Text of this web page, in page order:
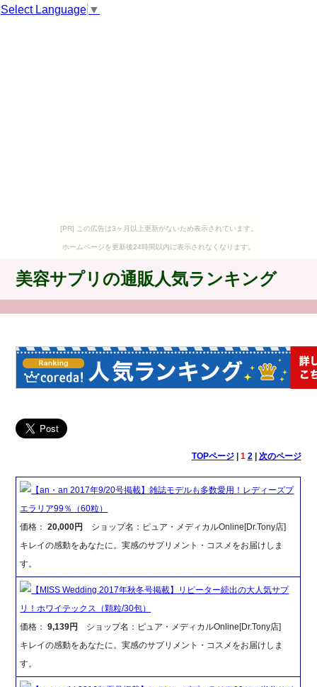
Select Language ▼
[PR] この広告は3ヶ月以上更新がないため表示されています。
ホームページを更新後24時間以内に表示されなくなります。
美容サプリの通販人気ランキング
TOPページ| 1 2| 次のページ
【an・an 2017年9/20号掲載】雑誌モデルも多数愛用！レディーズプ
エラリア99％（60粒）
価格：20,000円
ショップ名：ピュア・メディカルOnline[Dr.Tony店]
キレイの感動をあなたに。実感のサプリメント・コスメをお届けしま
す。
【MISS Wedding 2017年秋冬号掲載】リピーター続出の大人気サプ
リ！ホワイテックス（顆粒/30包）
価格：9,139円
ショップ名：ピュア・メディカルOnline[Dr.Tony店]
キレイの感動をあなたに。実感のサプリメント・コスメをお届けしま
す。